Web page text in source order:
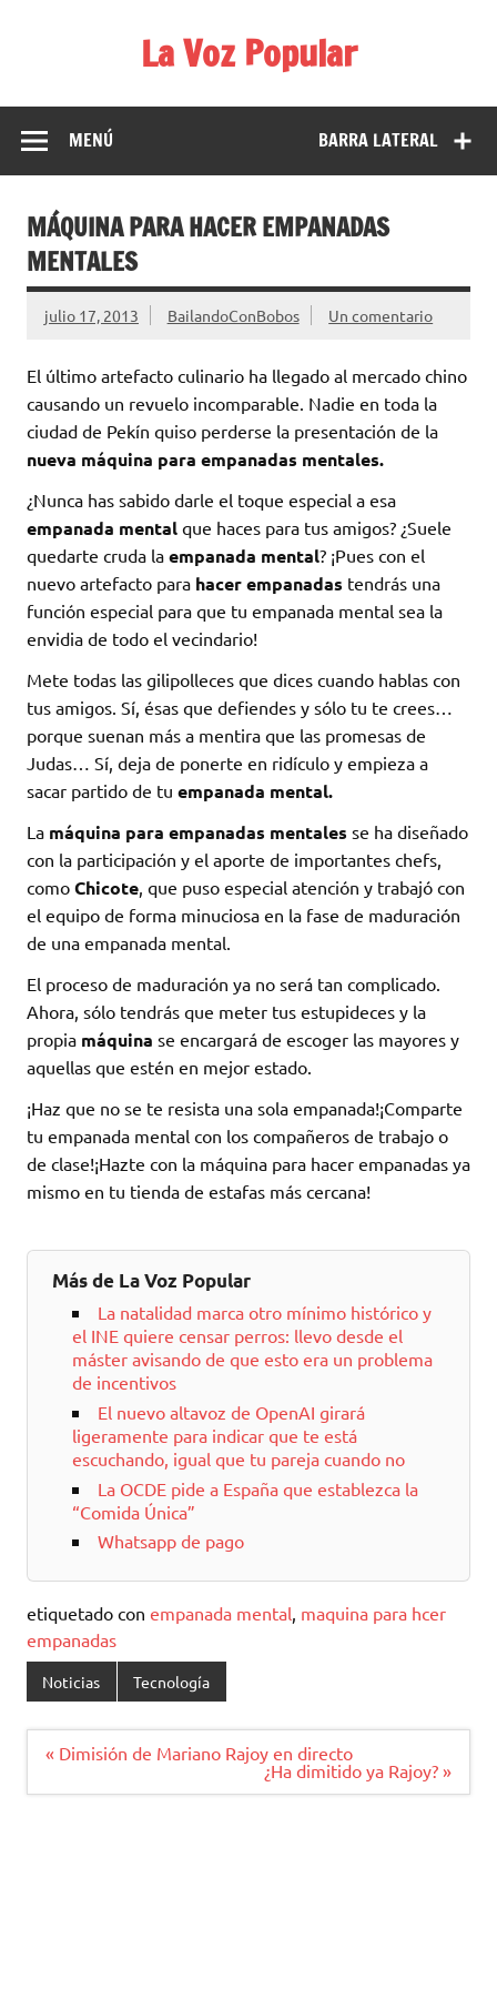
La Voz Popular
para reírse de las verdaderas.
BARRA LATERAL
MENÚ
MÁQUINA PARA HACER EMPANADAS
MENTALES
julio 17, 2013 BailandoConBobos Un comentario
El último artefacto culinario ha llegado al mercado chino
causando un revuelo incomparable. Nadie en toda la
ciudad de Pekín quiso perderse la presentación de la
nueva máquina para empanadas mentales.
¿Nunca has sabido darle el toque especial a esa
empanada mental que haces para tus amigos? ¿Suele
quedarte cruda la empanada mental? ¡Pues con el
nuevo artefacto para hacer empanadas tendrás una
función especial para que tu empanada mental sea la
envidia de todo el vecindario!
Mete todas las gilipolleces que dices cuando hablas con
tus amigos. Sí, ésas que defiendes y sólo tu te crees…
porque suenan más a mentira que las promesas de
Judas… Sí, deja de ponerte en ridículo y empieza a
sacar partido de tu empanada mental.
La máquina para empanadas mentales se ha diseñado
con la participación y el aporte de importantes chefs,
como Chicote, que puso especial atención y trabajó con
el equipo de forma minuciosa en la fase de maduración
de una empanada mental.
El proceso de maduración ya no será tan complicado.
Ahora, sólo tendrás que meter tus estupideces y la
propia máquina se encargará de escoger las mayores y
aquellas que estén en mejor estado.
¡Haz que no se te resista una sola empanada!¡Comparte
tu empanada mental con los compañeros de trabajo o
de clase!¡Hazte con la máquina para hacer empanadas ya
mismo en tu tienda de estafas más cercana!
Más de La Voz Popular
La natalidad marca otro mínimo histórico y
el INE quiere censar perros: llevo desde el
máster avisando de que esto era un problema
de incentivos
El nuevo altavoz de OpenAI girará
ligeramente para indicar que te está
escuchando, igual que tu pareja cuando no
La OCDE pide a España que establezca la
“Comida Única”
Whatsapp de pago
etiquetado con empanada mental, maquina para hcer
empanadas
Noticias Tecnología
Navegación
« Dimisión de Mariano Rajoy en directo
¿Ha dimitido ya Rajoy? »